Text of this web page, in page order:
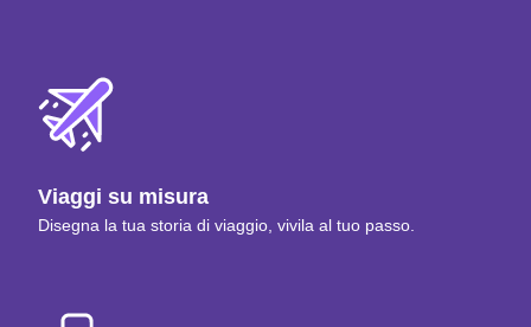
Viaggi su misura
Disegna la tua storia di viaggio, vivila al tuo passo.